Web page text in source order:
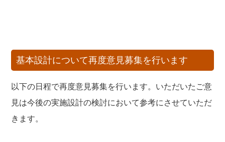
基本設計について再度意見募集を行います
以下の日程で再度意見募集を行います。いただいたご意
見は今後の実施設計の検討において参考にさせていただ
きます。